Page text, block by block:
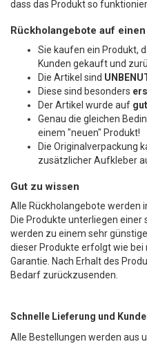
dass das Produkt so
Rückholangebote auf
Sie kaufen ein Produkt,
Kunden gekauft und
Die Artikel sind
Diese sind besonders
Der Artikel wurde auf
Genau die gleichen
einem "neuen" Produkt!
Die Originalverpackung
zusätzlicher Aufkleber
Gut zu wissen
Alle Rückholangebote werden
Die Produkte unterliegen
werden zu einem sehr
dieser Produkte erfolgt wie bei
Garantie. Nach Erhalt des
Bedarf zurückzusenden.
Schnelle Lieferung und
Alle Bestellungen werden aus